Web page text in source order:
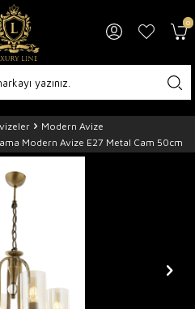
0
Modern Avize
Modern Avize E27 Metal Cam 50cm